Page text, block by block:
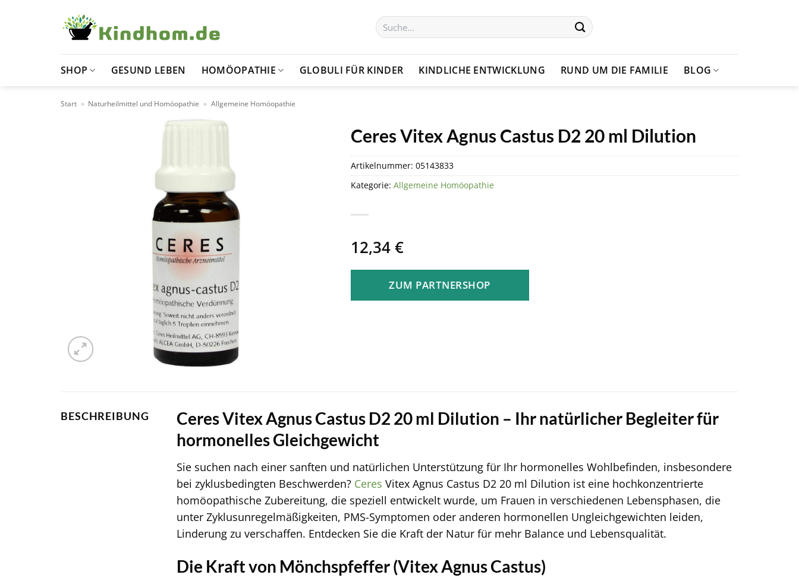
Suchen
nach:
SHOP GESUND LEBEN HOMÖOPATHIE GLOBULI FÜR KINDER KINDLICHE ENTWICKLUNG RUND UM DIE FAMILIE BLOG
Start » Naturheilmittel und Homöopathie » Allgemeine Homöopathie
Ceres Vitex Agnus Castus D2 20 ml Dilution
12,34€
ZUM PARTNERSHOP
Artikelnummer: 05143833
Kategorie: Allgemeine Homöopathie
BESCHREIBUNG
Ceres Vitex Agnus Castus D2 20 ml Dilution – Ihr natürlicher Begleiter für
hormonelles Gleichgewicht
Sie suchen nach einer sanften und natürlichen Unterstützung für Ihr hormonelles Wohlbefinden, insbesondere
bei zyklusbedingten Beschwerden? Ceres Vitex Agnus Castus D2 20 ml Dilution ist eine hochkonzentrierte
homöopathische Zubereitung, die speziell entwickelt wurde, um Frauen in verschiedenen Lebensphasen, die
unter Zyklusunregelmäßigkeiten, PMS-Symptomen oder anderen hormonellen Ungleichgewichten leiden,
Linderung zu verschaffen. Entdecken Sie die Kraft der Natur für mehr Balance und Lebensqualität.
Die Kraft von Mönchspfeffer (Vitex Agnus Castus)